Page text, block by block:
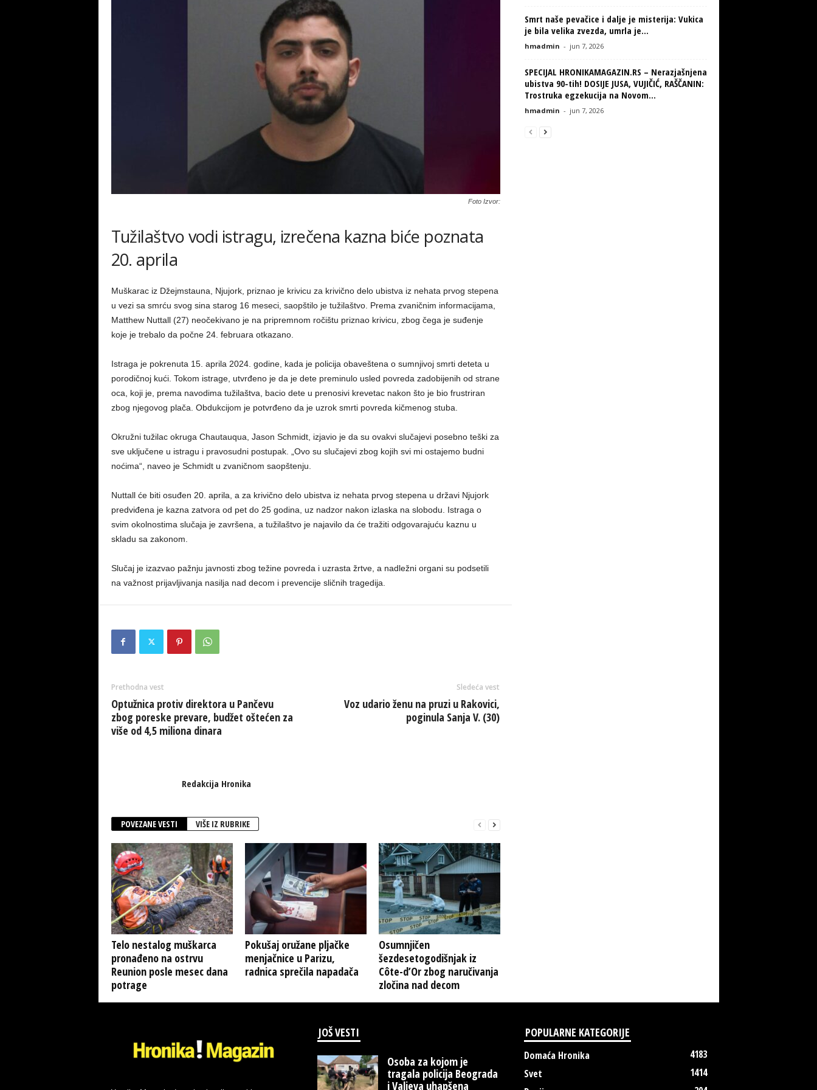
Foto Izvor:
Tužilaštvo vodi istragu, izrečena kazna biće poznata
20. aprila
Muškarac iz Džejmstauna, Njujork, priznao je krivicu za krivično delo ubistva iz nehata prvog stepena
u vezi sa smrću svog sina starog 16 meseci, saopštilo je tužilaštvo. Prema zvaničnim informacijama,
Matthew Nuttall (27) neočekivano je na pripremnom ročištu priznao krivicu, zbog čega je suđenje
koje je trebalo da počne 24. februara otkazano.
Istraga je pokrenuta 15. aprila 2024. godine, kada je policija obaveštena o sumnjivoj smrti deteta u
porodičnoj kući. Tokom istrage, utvrđeno je da je dete preminulo usled povreda zadobijenih od strane
oca, koji je, prema navodima tužilaštva, bacio dete u prenosivi krevetac nakon što je bio frustriran
zbog njegovog plača. Obdukcijom je potvrđeno da je uzrok smrti povreda kičmenog stuba.
Okružni tužilac okruga Chautauqua, Jason Schmidt, izjavio je da su ovakvi slučajevi posebno teški za
sve uključene u istragu i pravosudni postupak. „Ovo su slučajevi zbog kojih svi mi ostajemo budni
noćima“, naveo je Schmidt u zvaničnom saopštenju.
Nuttall će biti osuđen 20. aprila, a za krivično delo ubistva iz nehata prvog stepena u državi Njujork
predviđena je kazna zatvora od pet do 25 godina, uz nadzor nakon izlaska na slobodu. Istraga o
svim okolnostima slučaja je završena, a tužilaštvo je najavilo da će tražiti odgovarajuću kaznu u
skladu sa zakonom.
Slučaj je izazvao pažnju javnosti zbog težine povreda i uzrasta žrtve, a nadležni organi su podsetili
na važnost prijavljivanja nasilja nad decom i prevencije sličnih tragedija.
Prethodna vest
Optužnica protiv direktora u Pančevu
zbog poreske prevare, budžet oštećen za
više od 4,5 miliona dinara
Sledeća vest
Voz udario ženu na pruzi u Rakovici,
poginula Sanja V. (30)
Redakcija Hronika
POVEZANE VESTI VIŠE IZ RUBRIKE
Telo nestalog muškarca
pronađeno na ostrvu
Reunion posle mesec dana
potrage
Pokušaj oružane pljačke
menjačnice u Parizu,
radnica sprečila napadača
Osumnjičen
šezdesetogodišnjak iz
Côte-d’Or zbog naručivanja
zločina nad decom
Smrt naše pevačice i dalje je misterija: Vukica
je bila velika zvezda, umrla je...
hmadmin - jun 7, 2026
SPECIJAL HRONIKAMAGAZIN.RS – Nerazjašnjena
ubistva 90-tih! DOSIJE JUSA, VUJIČIĆ, RAŠČANIN:
Trostruka egzekucija na Novom...
hmadmin - jun 7, 2026
JOŠ VESTI
Osoba za kojom je
tragala policija Beograda
i Valjeva uhapšena
POPULARNE KATEGORIJE
Domaća Hronika
4183
Svet
1414